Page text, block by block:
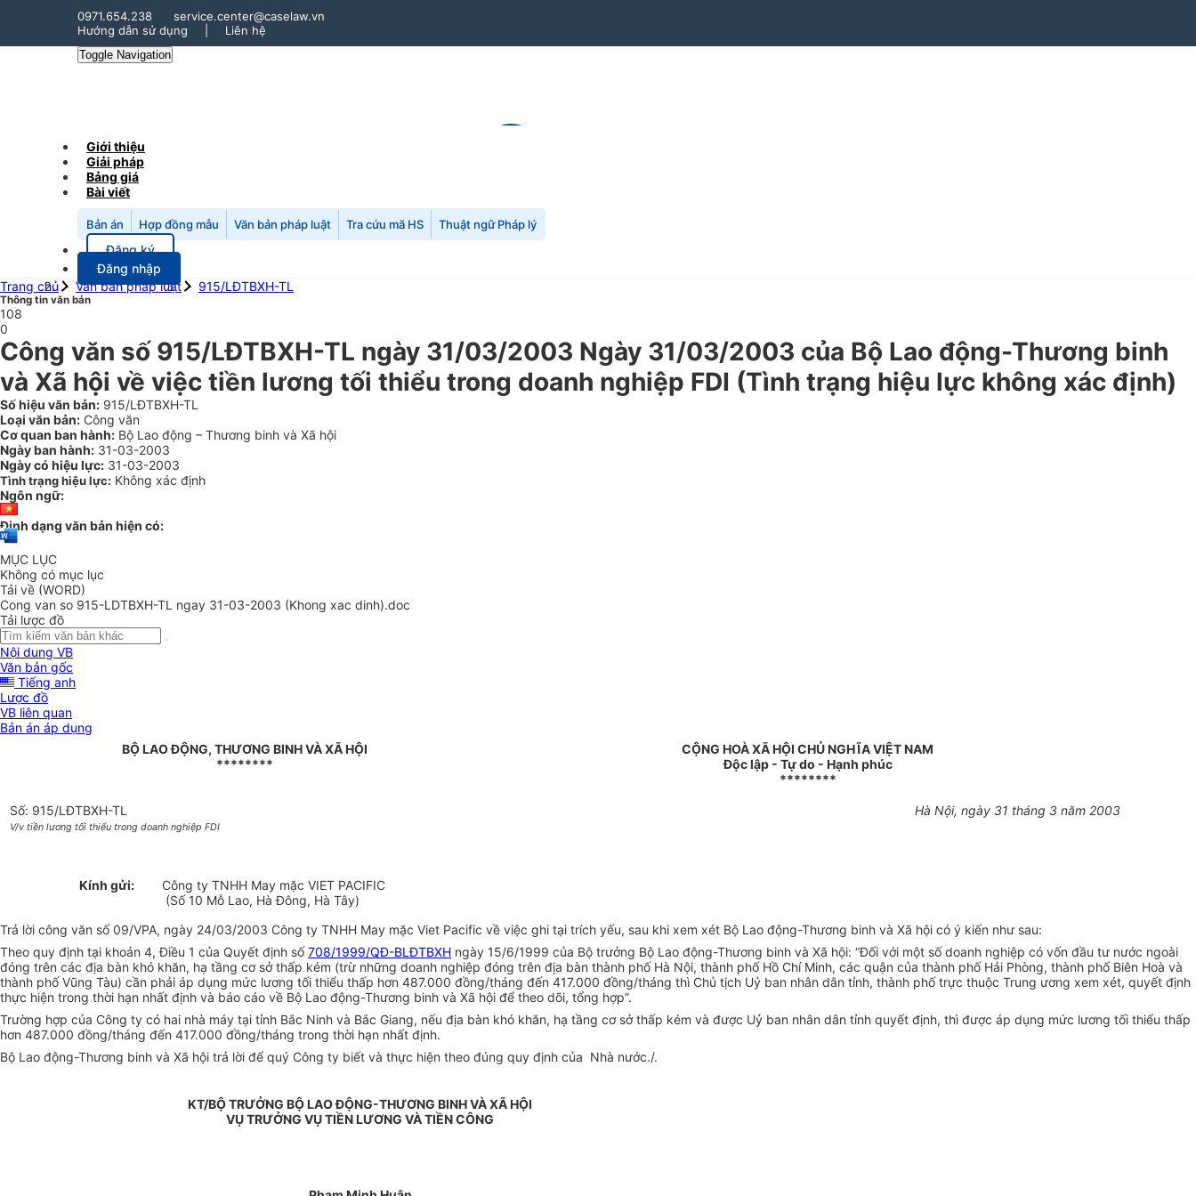
0971.654.238
service.center@caselaw.vn
Hướng dẫn sử dụng
Liên hệ
Toggle Navigation
Giới thiệu
Giải pháp
Bảng giá
Bài viết
Bản án Hợp đồng mẫu Văn bản pháp luật Tra cứu mã HS Thuật ngữ Pháp lý
Đăng ký
Đăng nhập
Trang chủ
Văn bản pháp luật 915/LĐTBXH-TL
Thông tin văn bản
108
0
Công văn số 915/LĐTBXH-TL ngày 31/03/2003 Ngày 31/03/2003 của Bộ Lao động-Thương binh
và Xã hội về việc tiền lương tối thiểu trong doanh nghiệp FDI (Tình trạng hiệu lực không xác định)
Số hiệu văn bản: 915/LĐTBXH-TL
Loại văn bản: Công văn
Cơ quan ban hành: Bộ Lao động – Thương binh và Xã hội
Ngày ban hành: 31-03-2003
Ngày có hiệu lực: 31-03-2003
Tình trạng hiệu lực: Không xác định
Ngôn ngữ:
Định dạng văn bản hiện có:
MỤC LỤC
Không có mục lục
Tải về (WORD)
Cong van so 915-LDTBXH-TL ngay 31-03-2003 (Khong xac dinh).doc
Tải lược đồ
Nội dung VB
Văn bản gốc
Tiếng anh
Lược đồ
VB liên quan
Bản án áp dụng
BỘ LAO ĐỘNG, THƯƠNG BINH VÀ XÃ HỘI
********
CỘNG HOÀ XÃ HỘI CHỦ NGHĨA VIỆT NAM
Độc lập - Tự do - Hạnh phúc
********
Số: 915/LĐTBXH-TL
V/v tiền lương tối thiểu trong doanh nghiệp FDI
Hà Nội, ngày 31 tháng 3 năm 2003
Kính gửi:
Công ty TNHH May mặc VIET PACIFIC
(Số 10 Mỗ Lao, Hà Đông, Hà Tây)
Trả lời công văn số 09/VPA, ngày 24/03/2003 Công ty TNHH May mặc Viet Pacific về việc ghi tại trích yếu, sau khi xem xét Bộ Lao động-Thương binh và Xã hội có ý kiến như sau:
Theo quy định tại khoản 4, Điều 1 của Quyết định số708/1999/QĐ-BLĐTBXH ngày 15/6/1999 của Bộ trưởng Bộ Lao động-Thương binh và Xã hội: “Đối với một số doanh nghiệp có vốn đầu tư nước ngoài
đóng trên các địa bàn khó khăn, hạ tầng cơ sở thấp kém (trừ những doanh nghiệp đóng trên địa bàn thành phố Hà Nội, thành phố Hồ Chí Minh, các quận của thành phố Hải Phòng, thành phố Biên Hoà và
thành phố Vũng Tàu) cần phải áp dụng mức lương tối thiểu thấp hơn 487.000 đồng/tháng đến 417.000 đồng/tháng thì Chủ tịch Uỷ ban nhân dân tỉnh, thành phố trực thuộc Trung ương xem xét, quyết định
thực hiện trong thời hạn nhất định và báo cáo về Bộ Lao động-Thương binh và Xã hội để theo dõi, tổng hợp”.
Trường hợp của Công ty có hai nhà máy tại tỉnh Bắc Ninh và Bắc Giang, nếu địa bàn khó khăn, hạ tầng cơ sở thấp kém và được Uỷ ban nhân dân tỉnh quyết định, thì được áp dụng mức lương tối thiểu thấp
hơn 487.000 đồng/tháng đến 417.000 đồng/tháng trong thời hạn nhất định.
Bộ Lao động-Thương binh và Xã hội trả lời để quý Công ty biết và thực hiện theo đúng quy định của Nhà nước./.
KT/BỘ TRƯỞNG BỘ LAO ĐỘNG-THƯƠNG BINH VÀ XÃ HỘI
VỤ TRƯỞNG VỤ TIỀN LƯƠNG VÀ TIỀN CÔNG